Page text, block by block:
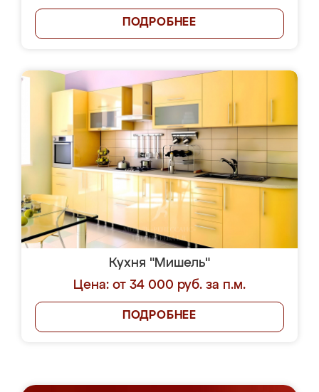
ПОДРОБНЕЕ
Кухня "Мишель"
Цена: от 34 000 руб. за п.м.
ПОДРОБНЕЕ